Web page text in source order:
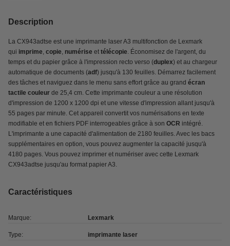
Description
La CX943adtse est une imprimante laser A3 multifonction de Lexmark
qui imprime, copie, numérise et télécopie. Économisez de l'argent, du
temps et du papier grâce à l'impression recto verso (duplex) et au chargeur
automatique de documents (adf) jusqu'à 130 feuilles. Démarrez facilement
des tâches et naviguez dans le menu sans effort grâce au grand écran
tactile couleur de 25,4 cm. Cette imprimante couleur a une résolution
d'impression de 1200 x 1200 dpi et une vitesse d'impression allant jusqu'à
55 pages par minute. Cet appareil convertit vos numérisations en texte
modifiable et en fichiers PDF interrogeables grâce à son OCR intégré.
L'imprimante a une capacité d'alimentation de 2180 feuilles. Avec les bacs
supplémentaires en option, vous pouvez augmenter la capacité jusqu'à
4180 pages. Vous pouvez imprimer et numériser avec cette Lexmark
CX943adtse jusqu'au format papier A3.
Caractéristiques
Marque: Lexmark
Type: imprimante laser